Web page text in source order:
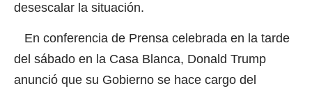
desescalar la situación.
En conferencia de Prensa celebrada en la tarde
del sábado en la Casa Blanca, Donald Trump
anunció que su Gobierno se hace cargo del